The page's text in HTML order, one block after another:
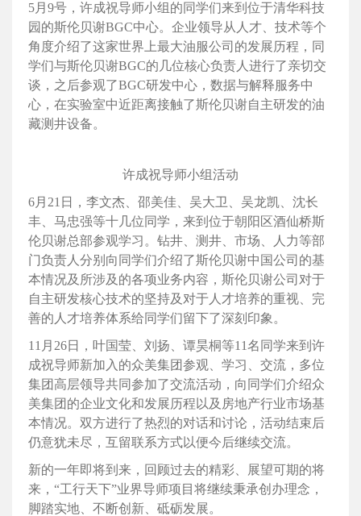
5月9号，许成祝导师小组的同学们来到位于清华科技
园的斯伦贝谢BGC中心。企业领导从人才、技术等个
角度介绍了这家世界上最大油服公司的发展历程，同
学们与斯伦贝谢BGC的几位核心负责人进行了亲切交
谈，之后参观了BGC研发中心，数据与解释服务中
心，在实验室中近距离接触了斯伦贝谢自主研发的油
藏测井设备。
许成祝导师小组活动
6月21日，李文杰、邵美佳、吴大卫、吴龙凯、沈长
丰、马忠强等十几位同学，来到位于朝阳区酒仙桥斯
伦贝谢总部参观学习。钻井、测井、市场、人力等部
门负责人分别向同学们介绍了斯伦贝谢中国公司的基
本情况及所涉及的各项业务内容，斯伦贝谢公司对于
自主研发核心技术的坚持及对于人才培养的重视、完
善的人才培养体系给同学们留下了深刻印象。
11月26日，叶国莹、刘扬、谭昊桐等11名同学来到许
成祝导师新加入的众美集团参观、学习、交流，多位
集团高层领导共同参加了交流活动，向同学们介绍众
美集团的企业文化和发展历程以及房地产行业市场基
本情况。双方进行了热烈的对话和讨论，活动结束后
仍意犹未尽，互留联系方式以便今后继续交流。
新的一年即将到来，回顾过去的精彩、展望可期的将
来，“工行天下”业界导师项目将继续秉承创办理念，
脚踏实地、不断创新、砥砺发展。